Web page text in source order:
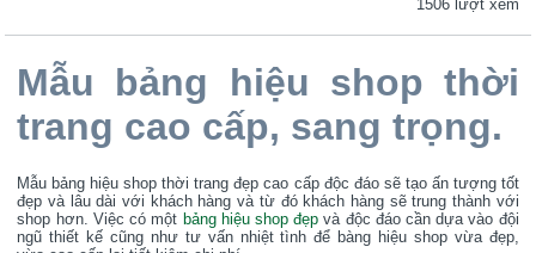
1506 lượt xem
Mẫu bảng hiệu shop thời
trang cao cấp, sang trọng.
Mẫu bảng hiệu shop thời trang đẹp cao cấp độc đáo sẽ tạo ấn tượng tốt
đẹp và lâu dài với khách hàng và từ đó khách hàng sẽ trung thành với
shop hơn. Việc có một bảng hiệu shop đẹp và độc đáo cần dựa vào đội
ngũ thiết kế cũng như tư vấn nhiệt tình để bàng hiệu shop vừa đẹp,